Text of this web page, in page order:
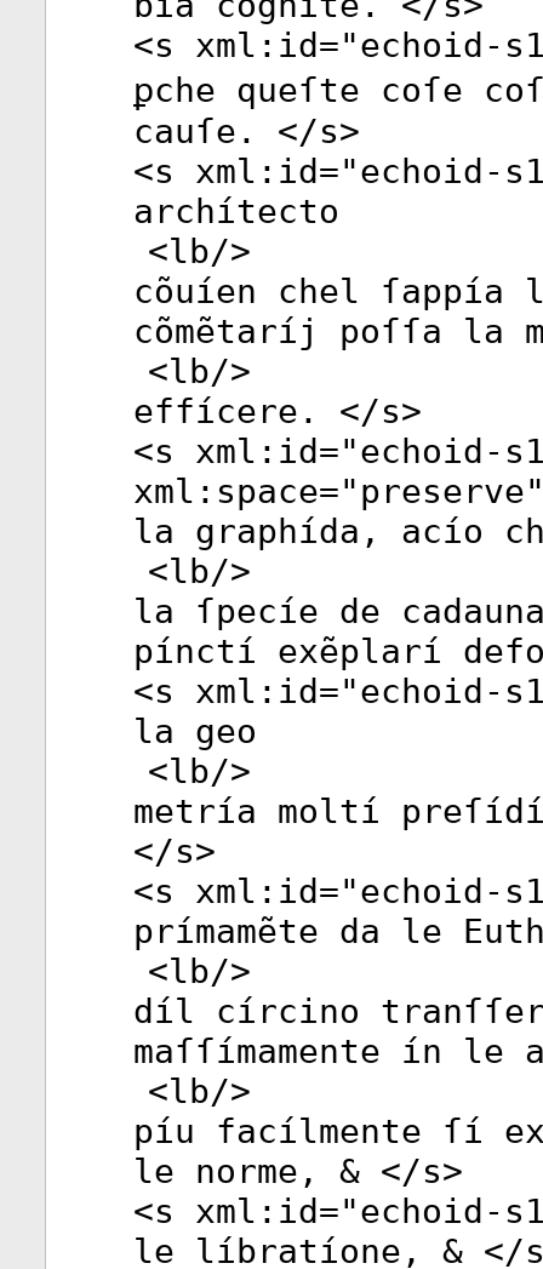
<s xml:id="echoid-
ꝑche queſte coſe
cauſe. </s>
<s xml:id="echoid-
archítecto
<lb/>
cõuíen chel
cõmẽtaríj poſſa la
<lb/>
effícere. </s>
<s xml:id="echoid-
xml:space="preserve
la graphída, acío
<lb/>
la ſpecíe de
pínctí exẽplarí
<s xml:id="echoid-
la geo
<lb/>
metría moltí
</s>
<s xml:id="echoid-
prímamẽte da le
<lb/>
díl círcino
maſſímamente ín
<lb/>
píu facílmente ſí
le norme, & </s>
<s xml:id="echoid-
le líbratíone, & </